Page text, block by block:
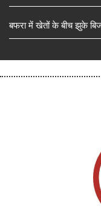
बफरा में खेतों के बीच झुके